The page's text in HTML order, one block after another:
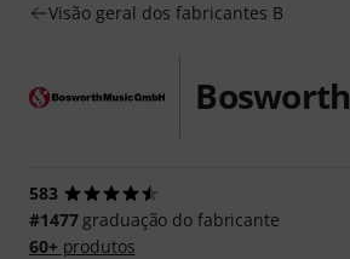
Visão geral dos fabricantes B
Bosworth
583
#1477graduação do fabricante
60+produtos